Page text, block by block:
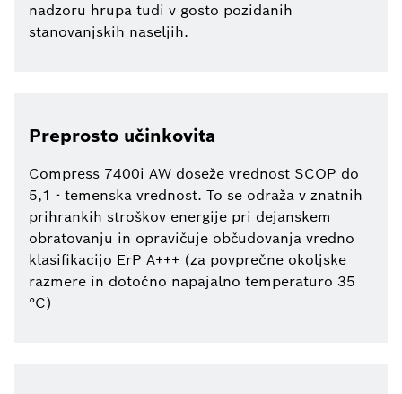
nadzoru hrupa tudi v gosto pozidanih
stanovanjskih naseljih.
Preprosto učinkovita
Compress 7400i AW doseže vrednost SCOP do
5,1 - temenska vrednost. To se odraža v znatnih
prihrankih stroškov energije pri dejanskem
obratovanju in opravičuje občudovanja vredno
klasifikacijo ErP A+++ (za povprečne okoljske
razmere in dotočno napajalno temperaturo 35
°C)